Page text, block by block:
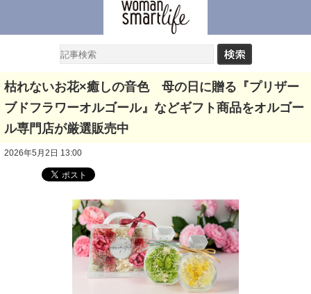
枯れないお花×癒しの音色 母の日に贈る『プリザー
ブドフラワーオルゴール』などギフト商品をオルゴー
ル専門店が厳選販売中
2026年5月2日 13:00